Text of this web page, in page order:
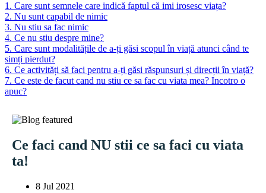
1 . Care sunt semnele care indică faptul că imi irosesc viața?
2. Nu sunt capabil de nimic
3. Nu stiu sa fac nimic
4. Ce nu stiu despre mine?
5. Care sunt modalitățile de a-ți găsi scopul în viață atunci când te
simți pierdut?
6. Ce activități să faci pentru a-ți găsi răspunsuri și direcții în viață?
7. Ce este de facut cand nu stiu ce sa fac cu viata mea? Incotro o
apuc?
Ce faci cand NU stii ce sa faci cu viata
ta!
8 Jul 2021